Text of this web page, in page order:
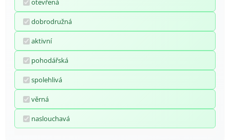
otevřená
dobrodružná
aktivní
pohodářská
spolehlivá
věrná
naslouchavá